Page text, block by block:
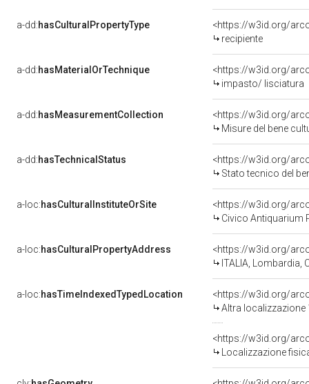
a-dd:hasCulturalPropertyType
<https://w3id.org/
recipiente
a-dd:hasMaterialOrTechnique
<https://w3id.org/
impasto/ lisciatura
a-dd:hasMeasurementCollection
<https://w3id.org/
Misure del bene
a-dd:hasTechnicalStatus
<https://w3id.org/
Stato tecnico del
a-loc:hasCulturalInstituteOrSite
<https://w3id.org/
Civico Antiquarium
a-loc:hasCulturalPropertyAddress
<https://w3id.org/
ITALIA, Lombardia,
a-loc:hasTimeIndexedTypedLocation
<https://w3id.org/
Altra localizzazione
<https://w3id.org/
Localizzazione